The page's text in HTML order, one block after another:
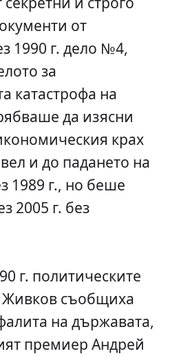
от
1990 г. дело №4,
за
катастрофа на
да изясни
крах
и до падането на
1989 г., но беше
2005 г. без
г. политическите
Живков съобщиха
на държавата,
премиер Андрей